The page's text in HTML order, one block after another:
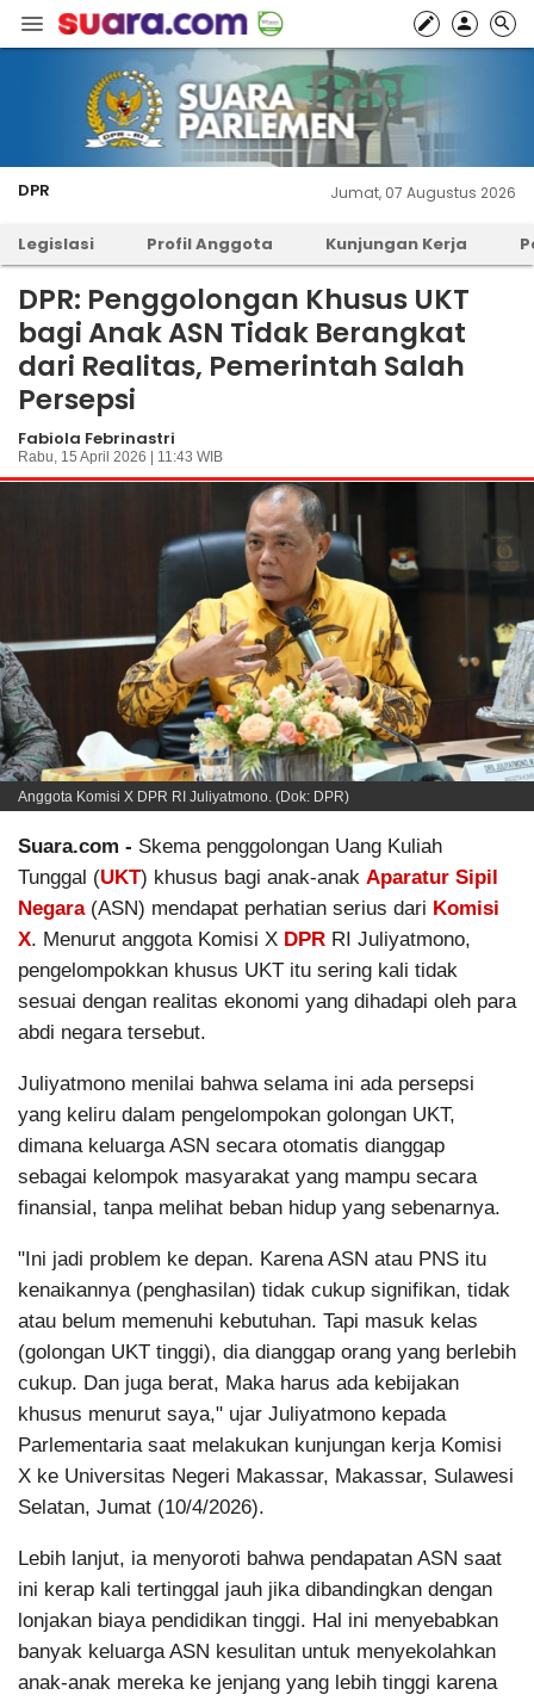
DPR Jumat, 07 Augustus 2026
Legislasi Profil Anggota Kunjungan Kerja
DPR: Penggolongan Khusus UKT
bagi Anak ASN Tidak Berangkat
dari Realitas, Pemerintah Salah
Persepsi
Fabiola Febrinastri
Rabu, 15 April 2026 | 11:43 WIB
Anggota Komisi X DPR RI Juliyatmono. (Dok: DPR)
Suara.com - Skema penggolongan Uang Kuliah
Tunggal (UKT) khusus bagi anak-anak Aparatur Sipil
Negara(ASN) mendapat perhatian serius dari Komisi
X. Menurut anggota Komisi X DPR RI Juliyatmono,
pengelompokkan khusus UKT itu sering kali tidak
sesuai dengan realitas ekonomi yang dihadapi oleh para
abdi negara tersebut.
Juliyatmono menilai bahwa selama ini ada persepsi
yang keliru dalam pengelompokan golongan UKT,
dimana keluarga ASN secara otomatis dianggap
sebagai kelompok masyarakat yang mampu secara
finansial, tanpa melihat beban hidup yang sebenarnya.
"Ini jadi problem ke depan. Karena ASN atau PNS itu
kenaikannya (penghasilan) tidak cukup signifikan, tidak
atau belum memenuhi kebutuhan. Tapi masuk kelas
(golongan UKT tinggi), dia dianggap orang yang berlebih
cukup. Dan juga berat, Maka harus ada kebijakan
khusus menurut saya," ujar Juliyatmono kepada
Parlementaria saat melakukan kunjungan kerja Komisi
X ke Universitas Negeri Makassar, Makassar, Sulawesi
Selatan, Jumat (10/4/2026).
Lebih lanjut, ia menyoroti bahwa pendapatan ASN saat
ini kerap kali tertinggal jauh jika dibandingkan dengan
lonjakan biaya pendidikan tinggi. Hal ini menyebabkan
banyak keluarga ASN kesulitan untuk menyekolahkan
anak-anak mereka ke jenjang yang lebih tinggi karena